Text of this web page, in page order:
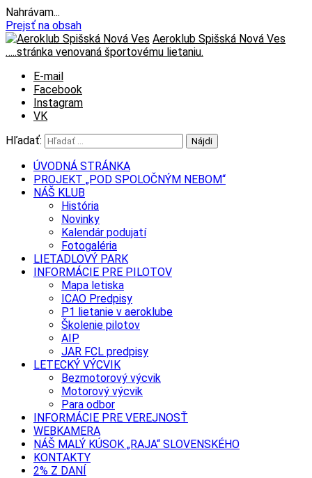
Nahrávam...
Prejsť na obsah
Aeroklub Spišská Nová Ves
…..stránka venovaná športovému lietaniu.
E-mail
Facebook
Instagram
VK
Hľadať:
ÚVODNÁ STRÁNKA
PROJEKT „POD SPOLOČNÝM NEBOM“
NÁŠ KLUB
História
Novinky
Kalendár podujatí
Fotogaléria
LIETADLOVÝ PARK
INFORMÁCIE PRE PILOTOV
Mapa letiska
ICAO Predpisy
P1 lietanie v aeroklube
Školenie pilotov
AIP
JAR FCL predpisy
LETECKÝ VÝCVIK
Bezmotorový výcvik
Motorový výcvik
Para odbor
INFORMÁCIE PRE VEREJNOSŤ
WEBKAMERA
NÁŠ MALÝ KÚSOK „RAJA“ SLOVENSKÉHO
KONTAKTY
2% Z DANÍ